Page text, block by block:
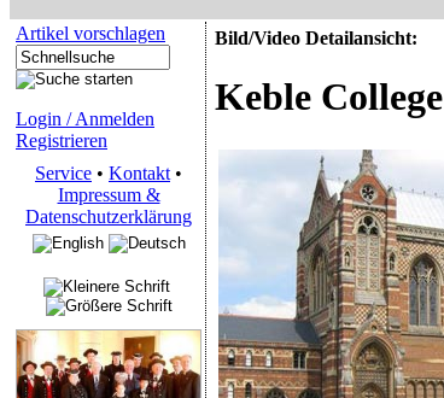
Artikel vorschlagen
Login / Anmelden
Registrieren
Service • Kontakt •
Impressum &
Datenschutzerklärung
Bild/Video Detailansicht:
Keble College